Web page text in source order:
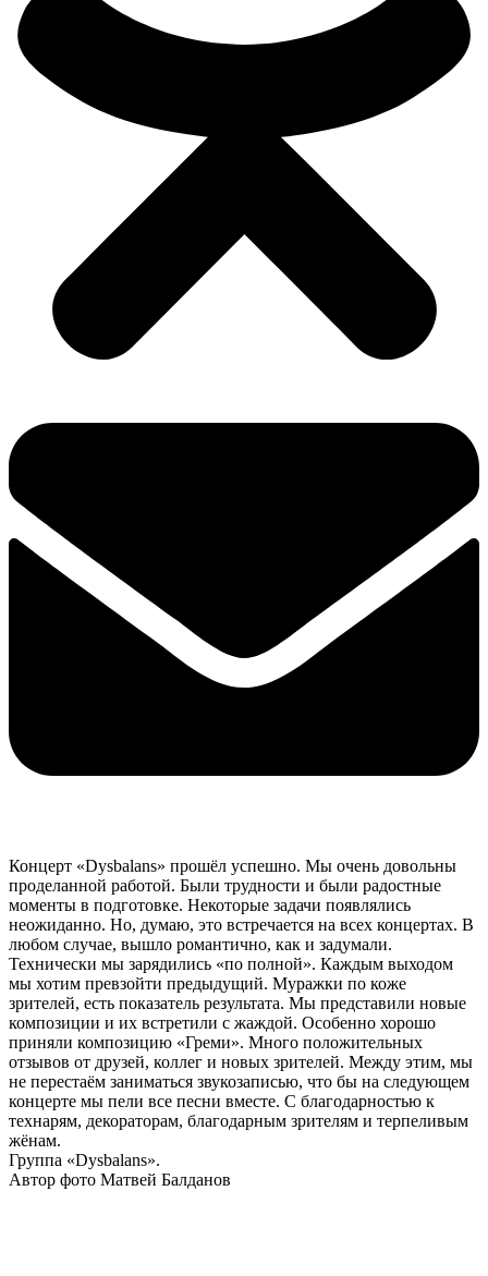
Концерт «Dysbalans» прошёл успешно. Мы очень довольны
проделанной работой. Были трудности и были радостные
моменты в подготовке. Некоторые задачи появлялись
неожиданно. Но, думаю, это встречается на всех концертах. В
любом случае, вышло романтично, как и задумали.
Технически мы зарядились «по полной». Каждым выходом
мы хотим превзойти предыдущий. Муражки по коже
зрителей, есть показатель результата. Мы представили новые
композиции и их встретили с жаждой. Особенно хорошо
приняли композицию «Греми». Много положительных
отзывов от друзей, коллег и новых зрителей. Между этим, мы
не перестаём заниматься звукозаписью, что бы на следующем
концерте мы пели все песни вместе. С благодарностью к
технарям, декораторам, благодарным зрителям и терпеливым
жёнам.
Группа «Dysbalans».
Автор фото Матвей Балданов